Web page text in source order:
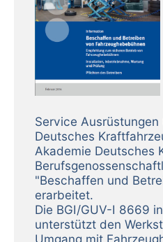
Service
Deutsches
Akademie Deutsches
"Beschaffen und
erarbeitet.
Die BGI/GUV-I 8669
unterstützt den
Umgang mit